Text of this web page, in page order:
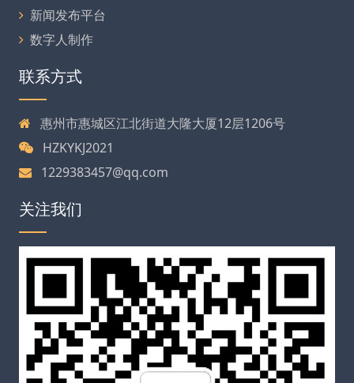
新闻发布平台
数字人制作
联系方式
惠州市惠城区江北街道大隆大厦12层1206号
HZKYKJ2021
1229383457@qq.com
关注我们